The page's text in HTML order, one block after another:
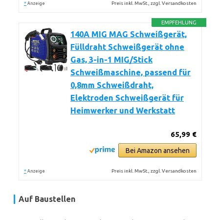
* Anzeige Preis inkl. MwSt., zzgl. Versandkosten
EMPFEHLUNG
140A MIG MAG Schweißgerät,
Fülldraht Schweißgerät ohne
Gas, 3-in-1 MIG/Stick
Schweißmaschine, passend für
0,8mm Schweißdraht,
Elektroden Schweißgerät für
Heimwerker und Werkstatt
65,99 €
Bei Amazon ansehen
* Anzeige Preis inkl. MwSt., zzgl. Versandkosten
Auf Baustellen